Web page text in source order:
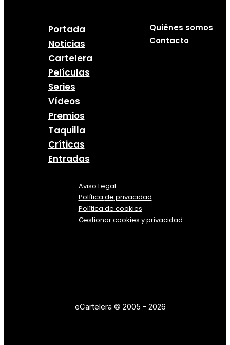
Portada
Noticias
Cartelera
Películas
Series
Vídeos
Premios
Taquilla
Críticas
Entradas
Quiénes somos
Contacto
Aviso Legal
Política de privacidad
Política de cookies
Gestionar cookies y privacidad
eCartelera © 2005 - 2026